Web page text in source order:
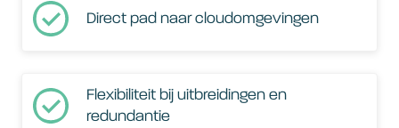
Direct pad naar cloudomgevingen
Flexibiliteit bij uitbreidingen en
redundantie